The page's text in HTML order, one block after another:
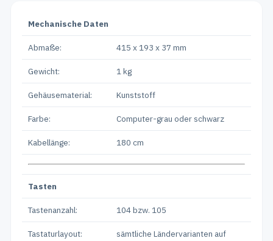
Mechanische Daten
Abmaße: 415 x 193 x 37 mm
Gewicht: 1 kg
Gehäusematerial: Kunststoff
Farbe: Computer-grau oder schwarz
Kabellänge: 180 cm
Tasten
Tastenanzahl: 104 bzw. 105
Tastaturlayout:
sämtliche Ländervarianten auf